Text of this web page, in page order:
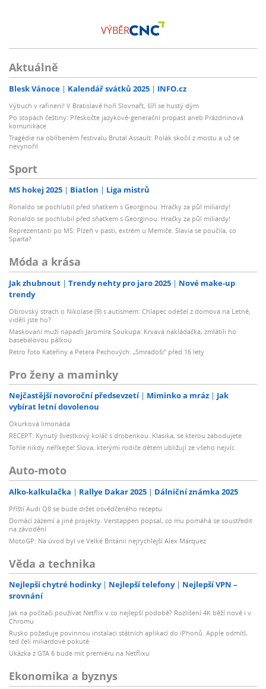
VÝBĚR
Aktuálně
Blesk Vánoce Kalendář svátků 2025 INFO.cz
Výbuch v rafinerii! V Bratislavě hoří Slovnaft, šíří se hustý dým
Po stopách češtiny: Přeskočte jazykově-generační propast aneb Prázdninová
komunikace
Tragédie na oblíbeném festivalu Brutal Assault: Polák skočil z mostu a už se
nevynořil
Sport
MS hokej 2025 Biatlon Liga mistrů
Ronaldo se pochlubil před sňatkem s Georginou: Hračky za půl miliardy!
Ronaldo se pochlubil před sňatkem s Georginou: Hračky za půl miliardy!
Reprezentanti po MS: Plzeň v pasti, extrém u Memiče. Slavia se poučila, co
Sparta?
Móda a krása
Jak zhubnout Trendy nehty pro jaro 2025
Nové make-up
trendy
Obrovský strach o Nikolase (9) s autismem: Chlapec odešel z domova na Letné,
viděli jste ho?
Maskovaní muži napadli Jaromíra Soukupa: Krvavá nakládačka, zmlátili ho
basebalovou pálkou
Retro foto Kateřiny a Petera Pechových: „Smraďoši“ před 16 lety
Pro ženy a maminky
Nejčastější novoroční předsevzetí Miminko a mráz
Jak
vybírat letní dovolenou
Okurková limonáda
RECEPT: Kynutý švestkový koláč s drobenkou. Klasika, se kterou zabodujete
Tohle nikdy neříkejte! Slova, kterými rodiče dětem ubližují ze všeho nejvíc
Auto-moto
Alko-kalkulačka Rallye Dakar 2025 Dálniční známka 2025
Příští Audi Q8 se bude držet osvědčeného receptu
Domácí zázemí a jiné projekty. Verstappen popsal, co mu pomáhá se soustředit
na závodění
MotoGP: Na úvod byl ve Velké Británii nejrychlejší Alex Márquez
Věda a technika
Nejlepší chytré hodinky Nejlepší telefony
Nejlepší VPN –
srovnání
Jak na počítači používat Netflix v co nejlepší podobě? Rozlišení 4K běží nově i v
Chromu
Rusko požaduje povinnou instalaci státních aplikací do iPhonů. Apple odmítl,
teď čelí miliardové pokutě
Ukázka z GTA 6 bude mít premiéru na Netflixu
Ekonomika a byznys